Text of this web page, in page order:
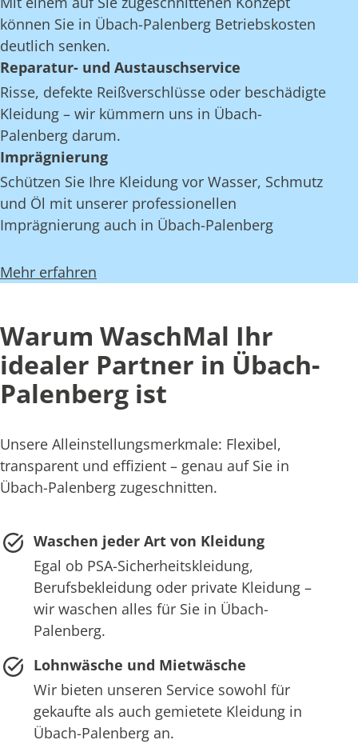
können Sie in Übach-Palenberg Betriebskosten
deutlich senken.
Reparatur- und Austauschservice
Risse, defekte Reißverschlüsse oder beschädigte
Kleidung – wir kümmern uns in Übach-
Palenberg darum.
Imprägnierung
Schützen Sie Ihre Kleidung vor Wasser, Schmutz
und Öl mit unserer professionellen
Imprägnierung auch in Übach-Palenberg
Mehr erfahren
Warum WaschMal Ihr
idealer Partner in Übach-
Palenberg ist
Unsere Alleinstellungsmerkmale: Flexibel,
transparent und effizient – genau auf Sie in
Übach-Palenberg zugeschnitten.
Waschen jeder Art von Kleidung
Egal ob PSA-Sicherheitskleidung,
Berufsbekleidung oder private Kleidung –
wir waschen alles für Sie in Übach-
Palenberg.
Lohnwäsche und Mietwäsche
Wir bieten unseren Service sowohl für
gekaufte als auch gemietete Kleidung in
Übach-Palenberg an.